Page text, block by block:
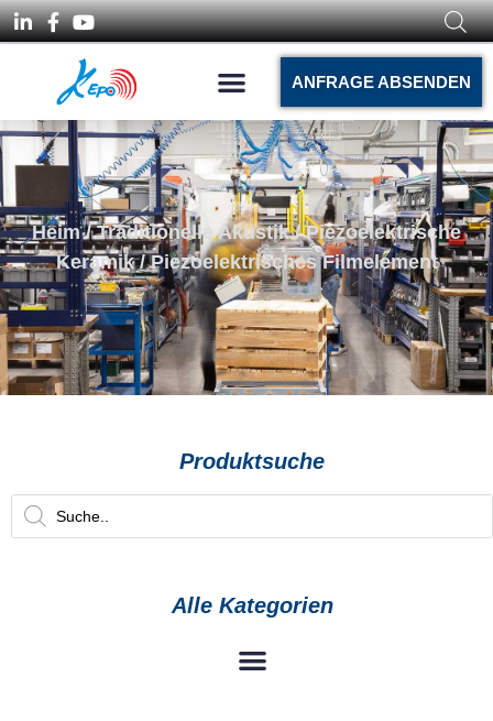
ANFRAGE ABSENDEN
Heim/Traditionelle Akustik/Piezoelektrische
Keramik/ Piezoelektrisches Filmelement
Produktsuche
Alle Kategorien